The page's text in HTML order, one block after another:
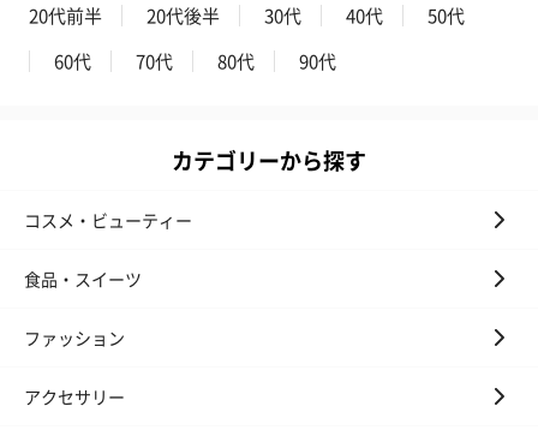
20代前半 20代後半 30代 40代
50代
60代
70代 80代 90代
カテゴリーから探す
コスメ・ビューティー
食品・スイーツ
ファッション
アクセサリー